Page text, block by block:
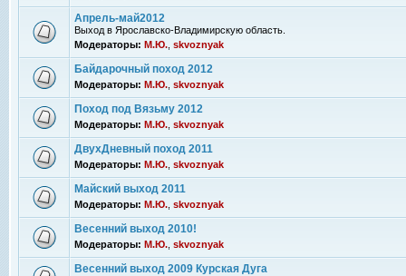
Апрель-май2012
Выход в Ярославско-Владимирскую область.
Модераторы: М.Ю. skvoznyak
Байдарочный поход 2012
Модераторы: М.Ю. skvoznyak
Поход под Вязьму 2012
Модераторы: М.Ю. skvoznyak
ДвухДневный поход 2011
Модераторы: М.Ю. skvoznyak
Майский выход 2011
Модераторы: М.Ю. skvoznyak
Весенний выход 2010!
Модераторы: М.Ю. skvoznyak
Весенний выход 2009 Курская Дуга